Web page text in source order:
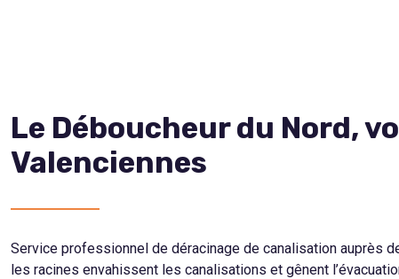
Le Déboucheur du Nord,
Valenciennes
Service professionnel de déracinage de canalisation auprès
les racines envahissent les canalisations et gênent